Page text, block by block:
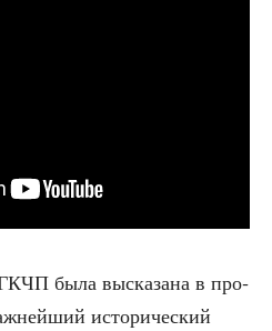
была выска­за­на в про­
исто­ри­че­ский